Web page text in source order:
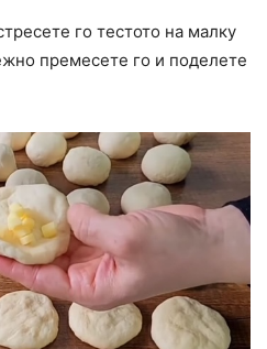
го тестото на малку
премесете го и поделете